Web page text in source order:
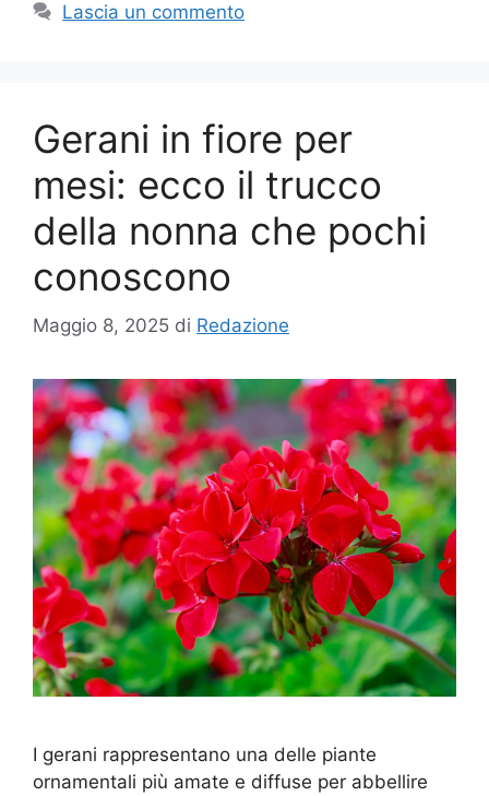
Lascia un commento
Gerani in fiore per
mesi: ecco il trucco
della nonna che pochi
conoscono
Maggio 8, 2025 di Redazione
I gerani rappresentano una delle piante
ornamentali più amate e diffuse per abbellire